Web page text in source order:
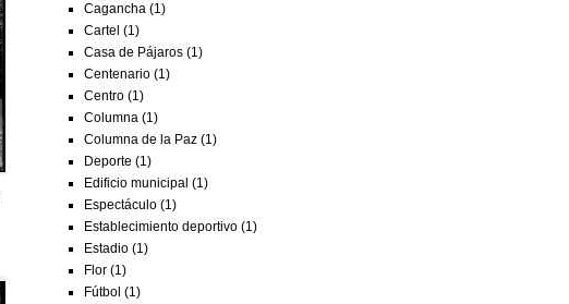
Cagancha (1)
Cartel (1)
Casa de Pájaros (1)
Centenario (1)
Centro (1)
Columna (1)
Columna de la Paz (1)
Deporte (1)
Edificio municipal (1)
Espectáculo (1)
Establecimiento deportivo (1)
Estadio (1)
Flor (1)
Fútbol (1)